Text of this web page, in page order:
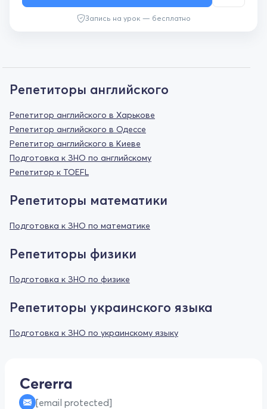
Запись на урок — бесплатно
Репетиторы английского
Репетитор английского в Харькове
Репетитор английского в Одессе
Репетитор английского в Киеве
Подготовка к ЗНО по английскому
Репетитор к TOEFL
Репетиторы математики
Подготовка к ЗНО по математике
Репетиторы физики
Подготовка к ЗНО по физике
Репетиторы украинского языка
Подготовка к ЗНО по украинскому языку
[email protected]